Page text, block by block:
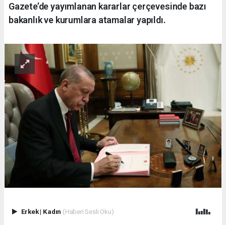
Gazete’de yayımlanan kararlar çerçevesinde bazı
bakanlık ve kurumlara atamalar yapıldı.
Erkek| Kadın (Haberi Sesli Oku)